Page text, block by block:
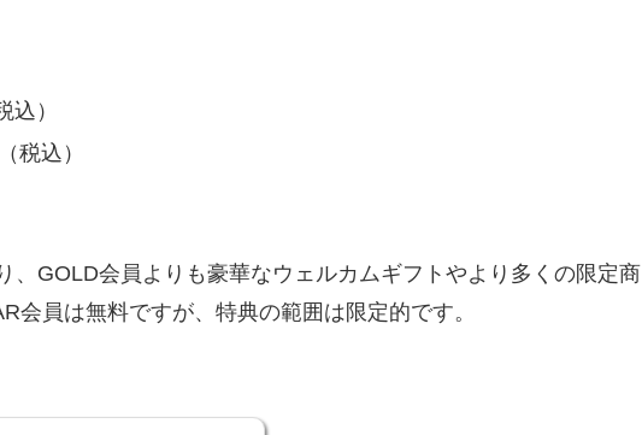
）
税込）
、GOLD会員よりも豪華なウェルカムギフトやより多くの限定商
会員は無料ですが、特典の範囲は限定的です。